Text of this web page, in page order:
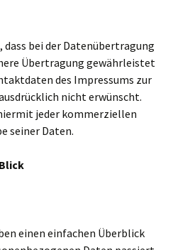
dass bei der Datenübertragung
Übertragung gewährleistet
des Impressums zur
nicht erwünscht.
jeder kommerziellen
seiner Daten.
einen einfachen Überblick